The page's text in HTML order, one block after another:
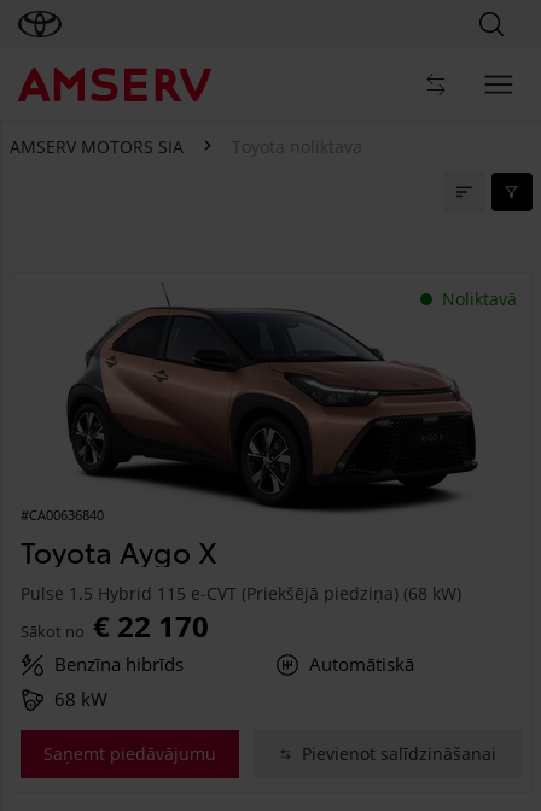
AMSERV MOTORS SIA Toyota noliktava
Noliktavā
#CA00636840
Toyota Aygo X
Pulse 1.5 Hybrid 115 e-CVT (Priekšējā piedziņa) (68 kW)
Sākot no € 22 170
Benzīna hibrīds
Automātiskā
68 kW
Saņemt piedāvājumu Pievienot salīdzināšanai